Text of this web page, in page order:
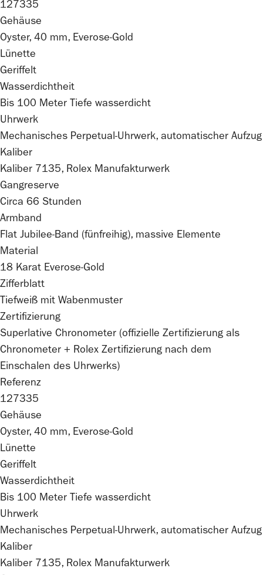
127335
Gehäuse
Oyster, 40 mm, Everose-Gold
Lünette
Geriffelt
Wasserdichtheit
Bis 100 Meter Tiefe wasserdicht
Uhrwerk
Mechanisches Perpetual-Uhrwerk, automatischer Aufzug
Kaliber
Kaliber 7135, Rolex Manufakturwerk
Gangreserve
Circa 66 Stunden
Armband
Flat Jubilee-Band (fünfreihig), massive Elemente
Material
18 Karat Everose-Gold
Zifferblatt
Tiefweiß mit Wabenmuster
Zertifizierung
Superlative Chronometer (offizielle Zertifizierung als
Chronometer + Rolex Zertifizierung nach dem
Einschalen des Uhrwerks)
Referenz
127335
Gehäuse
Oyster, 40 mm, Everose-Gold
Lünette
Geriffelt
Wasserdichtheit
Bis 100 Meter Tiefe wasserdicht
Uhrwerk
Mechanisches Perpetual-Uhrwerk, automatischer Aufzug
Kaliber
Kaliber 7135, Rolex Manufakturwerk